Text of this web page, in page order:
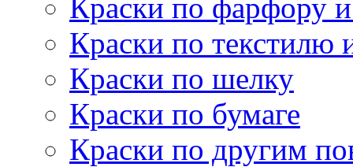
Краски по фарфору
Краски по текстилю
Краски по шелку
Краски по бумаге
Краски по другим